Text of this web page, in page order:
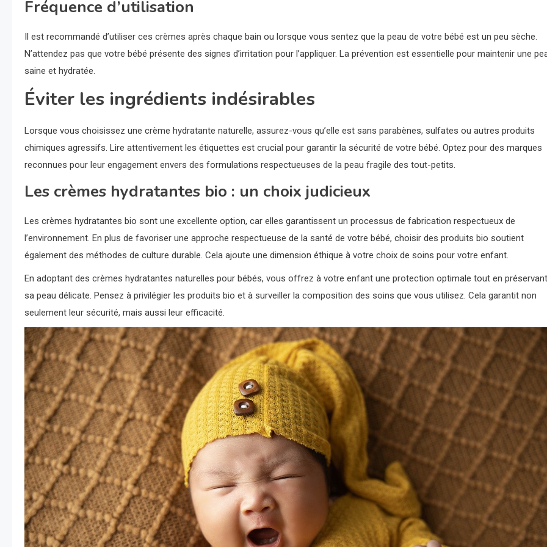
Fréquence d’utilisation
Il est recommandé d’utiliser ces crèmes après chaque bain ou lorsque vous sentez que la peau de votre bébé est un peu sèche.
N’attendez pas que votre bébé présente des signes d’irritation pour l’appliquer. La prévention est essentielle pour maintenir une
saine et hydratée.
Éviter les ingrédients indésirables
Lorsque vous choisissez une crème hydratante naturelle, assurez-vous qu’elle est sans parabènes, sulfates ou autres produits
chimiques agressifs. Lire attentivement les étiquettes est crucial pour garantir la sécurité de votre bébé. Optez pour des marques
reconnues pour leur engagement envers des formulations respectueuses de la peau fragile des tout-petits.
Les crèmes hydratantes bio : un choix judicieux
Les crèmes hydratantes bio sont une excellente option, car elles garantissent un processus de fabrication respectueux de
l’environnement. En plus de favoriser une approche respectueuse de la santé de votre bébé, choisir des produits bio soutient
également des méthodes de culture durable. Cela ajoute une dimension éthique à votre choix de soins pour votre enfant.
En adoptant des crèmes hydratantes naturelles pour bébés, vous offrez à votre enfant une protection optimale tout en préservant
sa peau délicate. Pensez à privilégier les produits bio et à surveiller la composition des soins que vous utilisez. Cela garantit non
seulement leur sécurité, mais aussi leur efficacité.